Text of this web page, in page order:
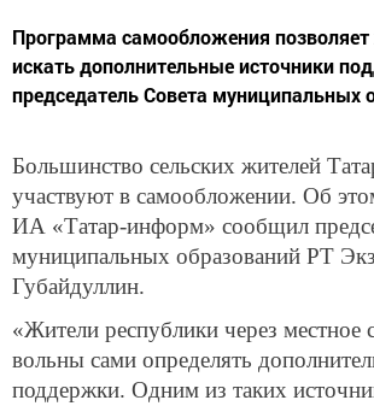
Программа самообложения
искать дополнительные источники
председатель Совета муниципальных
Большинство сельских жителей
участвуют в самообложении. Об
ИА «Татар-информ» сообщил
муниципальных образований РТ
Губайдуллин.
«Жители республики через местное
вольны сами определять
поддержки. Одним из таких